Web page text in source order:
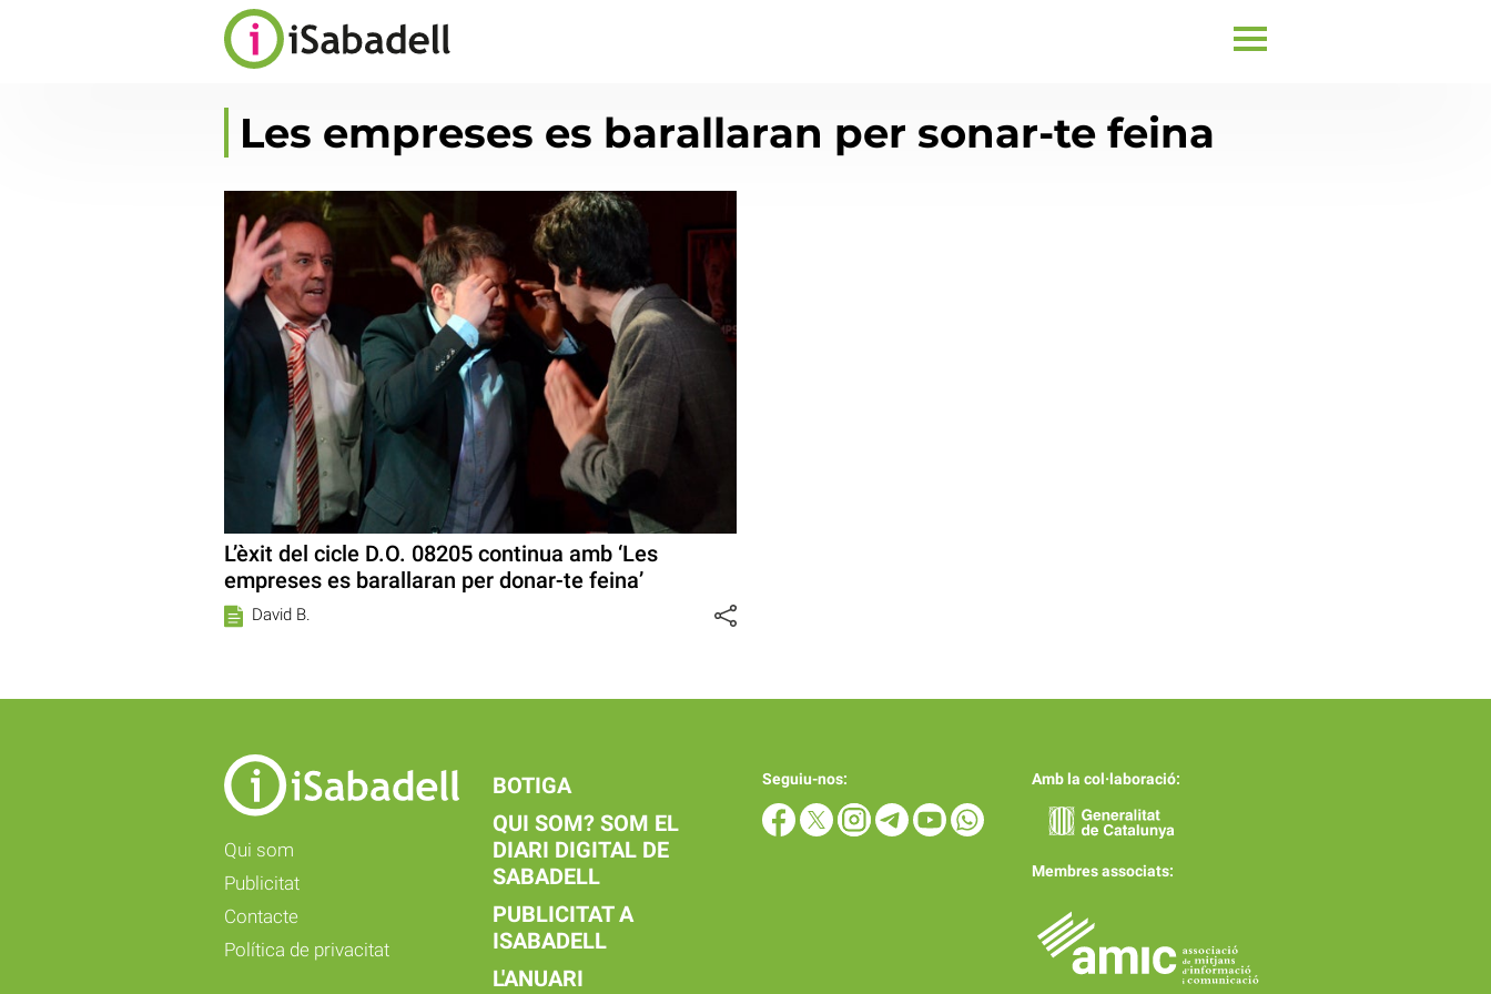
Les empreses es barallaran per sonar-te feina
L’èxit del cicle D.O. 08205 continua amb ‘Les
empreses es barallaran per donar-te feina’
David B.
Qui som
Publicitat
Contacte
Política de privacitat
BOTIGA
QUI SOM? SOM EL
DIARI DIGITAL DE
SABADELL
PUBLICITAT A
ISABADELL
L'ANUARI
Seguiu-nos: Amb la col·laboració:
Membres associats: